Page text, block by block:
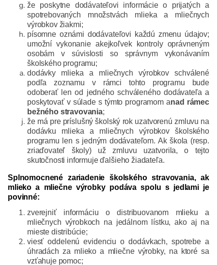
že poskytne dodávateľovi informácie o prijatých a
spotrebovaných množstvách mlieka a mliečnych
výrobkov žiakmi;
písomne oznámi dodávateľovi každú zmenu údajov;
umožní vykonanie akejkoľvek kontroly oprávneným
osobám v súvislosti so správnym vykonávaním
školského programu;
dodávky mlieka a mliečnych výrobkov schválené
podľa zoznamu v rámci tohto programu bude
odoberať len od jedného schváleného dodávateľa a
poskytovať v súlade s týmto programom anad rámec
bežného stravovania;
že má pre príslušný školský rok uzatvorenú zmluvu na
dodávku mlieka a mliečnych výrobkov školského
programu len s jedným dodávateľom. Ak škola (resp.
zriaďovateľ školy) už zmluvu uzatvorila, o tejto
skutočnosti informuje ďalšieho žiadateľa.
Splnomocnené zariadenie školského stravovania, ak
mlieko a mliečne výrobky podáva spolu s jedlami je
povinné:
zverejniť informáciu o distribuovanom mlieku a
mliečnych výrobkoch na jedálnom lístku, ako aj na
mieste distribúcie;
viesť oddelenú evidenciu o dodávkach, spotrebe a
úhradách za mlieko a mliečne výrobky, na ktoré sa
vzťahuje pomoc;